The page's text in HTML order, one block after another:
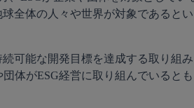
全体の人々や世界が対象であるとい
続可能な開発目標を達成する取り組み
体がESG経営に取り組んでいるとも